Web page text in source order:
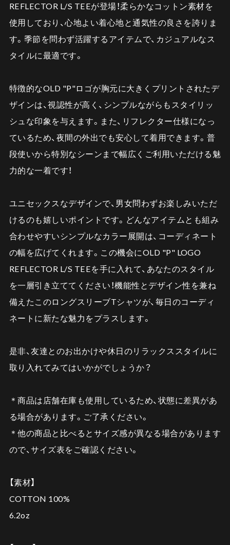
REFLECTOR L/S TEEが登場！柔らかなコットン素材を
使用しており、心地よい着心地と通気性の良さを誇りま
す。季節を問わず活躍するアイテムで、カジュアルなス
タイルに最適です。
特徴的なOLD "P"ロゴが胸元に大きくプリントされたデ
ザインは、視認性が高く、シンプルながらもスタイリッ
シュな印象を与えます。また、リフレクター仕様になっ
ているため、夜間の外出でも安心して着用できます。普
段使いから特別なシーンまで幅広くご利用いただける魅
力的な一着です！
ユニセックスなデザインで、男女問わずお楽しみいただ
けるのも嬉しいポイントです。どんなアイテムとも組み
合わせやすいシンプルなカラー展開は、コーディネート
の幅を広げてくれます。この機会にOLD "P" LOGO
REFLECTOR L/S TEEを手に入れて、あなたのスタイル
を一層引き立ててください！機能性とデザイン性を兼ね
備えたこのロングスリーブTシャツが、毎日のコーディ
ネートに新たな魅力をプラスします。
是非、友達とのお出かけや休日のリラックススタイルに
取り入れてみてはいかがでしょうか？
＊商品は店舗在庫も使用しているため、状態に差異があ
る場合があります。ご了承ください。
＊他の商品と比べるとサイズ感が異なる場合があります
ので、サイズ表をご確認ください。
【素材】
COTTON 100%
6.2oz